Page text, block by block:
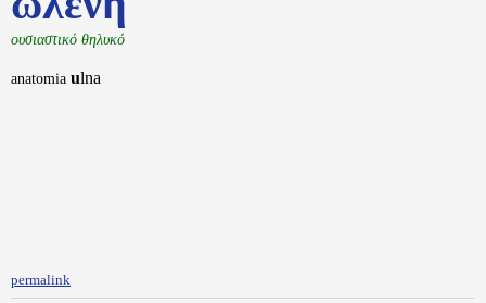
ουσιαστικό θηλυκό
anatomia ulna
permalink